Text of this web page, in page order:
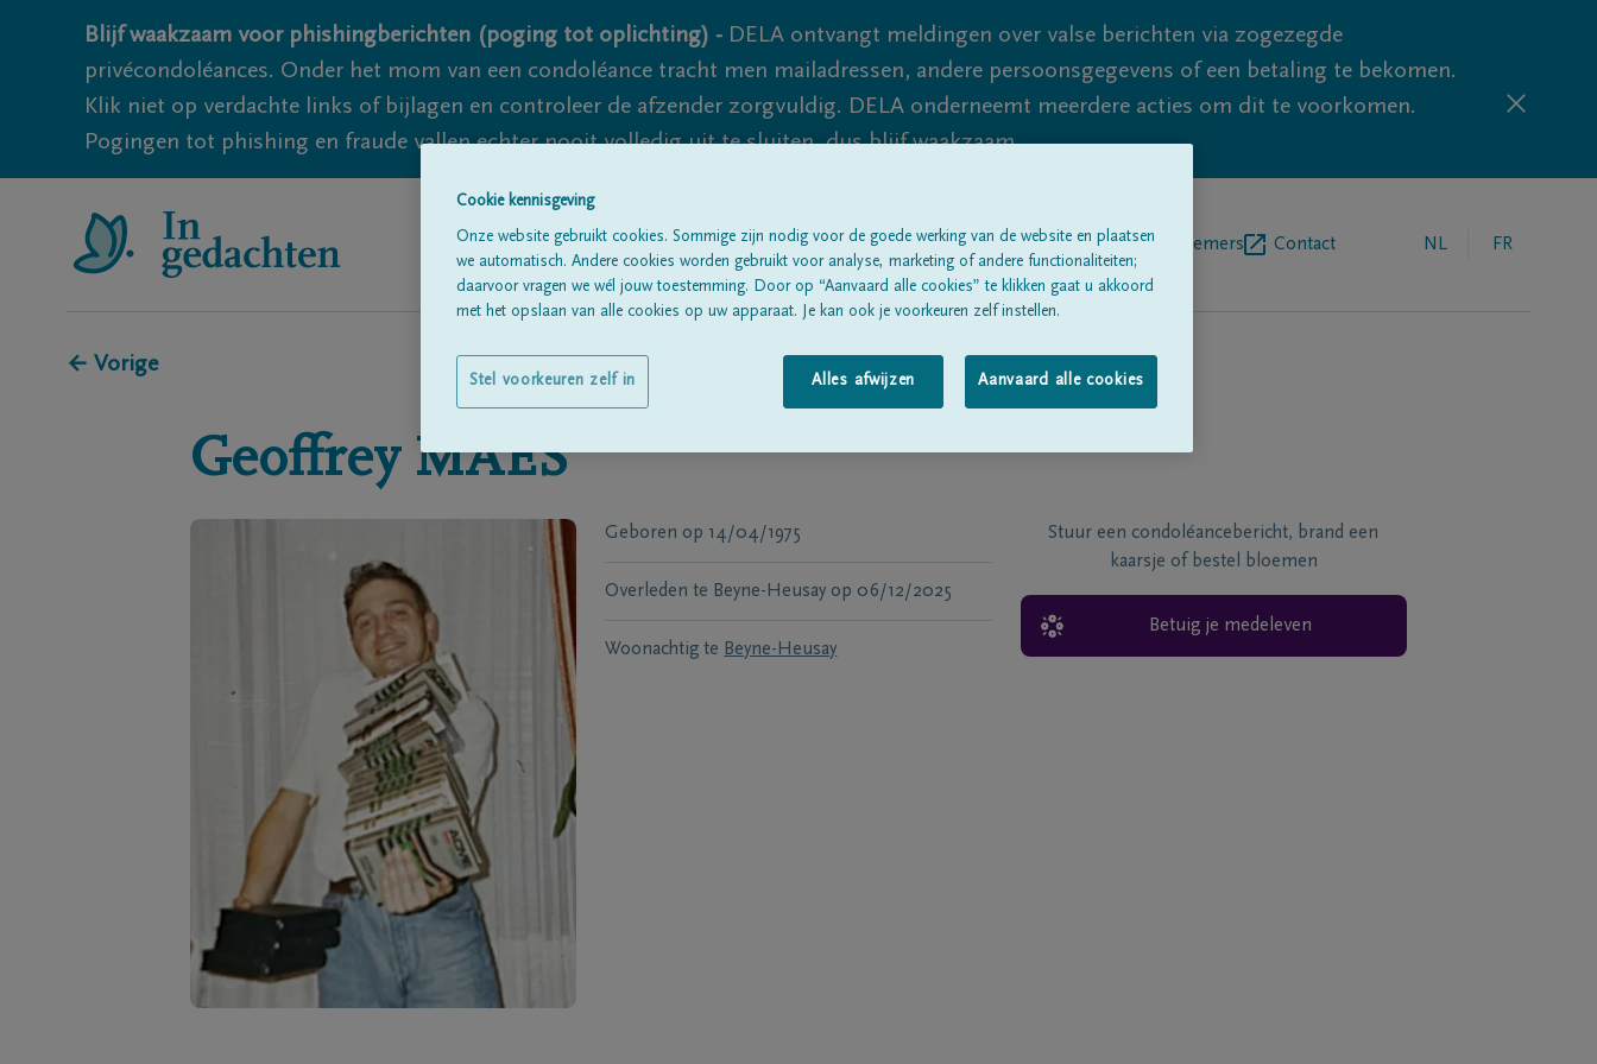
Blijf waakzaam voor phishingberichten (poging tot oplichting) - DELA ontvangt meldingen over valse berichten via zogezegde
privécondoléances. Onder het mom van een condoléance tracht men mailadressen, andere persoonsgegevens of een betaling te bekomen.
Klik niet op verdachte links of bijlagen en controleer de afzender zorgvuldig. DELA onderneemt meerdere acties om dit te voorkomen.
Pogingen tot phishing en fraude vallen echter nooit volledig uit te sluiten, dus blijf waakzaam.
Alle rouwberichtenOver onsBegrafenisondernemers Contact NL FR
← Vorige
Geoffrey MAES
Geboren op 14/04/1975
Overleden te Beyne-Heusay op 06/12/2025
Woonachtig te Beyne-Heusay
Stuur een condoléancebericht, brand een
kaarsje of bestel bloemen
Betuig je medeleven
Cookie kennisgeving
Onze website gebruikt cookies. Sommige zijn nodig voor de goede werking van de website en plaatsen
we automatisch. Andere cookies worden gebruikt voor analyse, marketing of andere functionaliteiten;
daarvoor vragen we wél jouw toestemming. Door op “Aanvaard alle cookies” te klikken gaat u akkoord
met het opslaan van alle cookies op uw apparaat. Je kan ook je voorkeuren zelf instellen.
Alles afwijzen Aanvaard alle cookies
Stel voorkeuren zelf in